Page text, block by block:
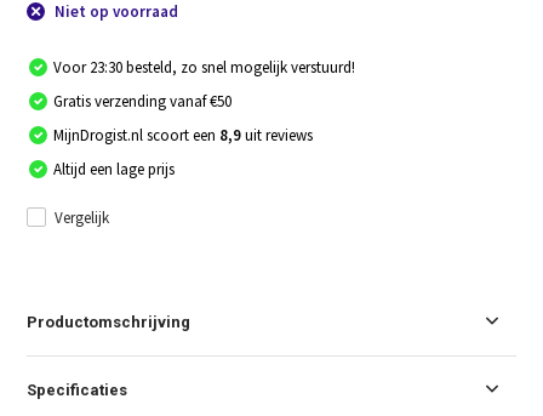
Niet op voorraad
Voor 23:30 besteld, zo snel mogelijk verstuurd!
Gratis verzending vanaf €50
MijnDrogist.nl scoort een 8,9uit reviews
Altijd een lage prijs
Vergelijk
Productomschrijving
Specificaties